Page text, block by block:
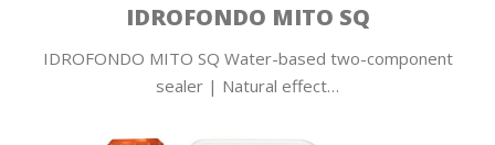
IDROFONDO MITO SQ
IDROFONDO MITO SQ Water-based two-component
sealer | Natural effect…